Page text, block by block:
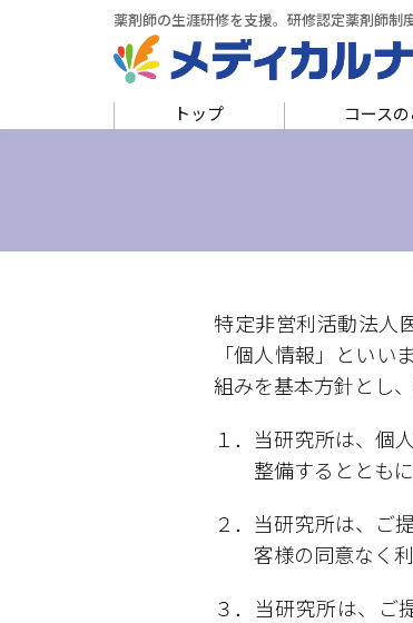
薬剤師の生涯研修を支援。 研修認定薬剤師制
トップ コース
特定非営利活動法人
「個人情報」とい
組みを基本方針とし
１．当研究所は、個
整備するととも
２．当研究所は、ご
客様の同意なく
３．当研究所は、ご